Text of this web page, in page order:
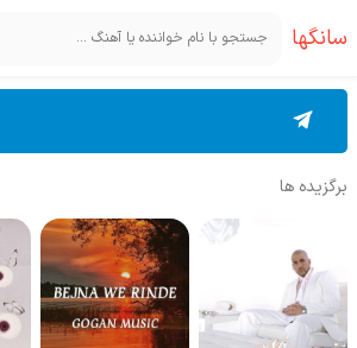
سانگها
برگزیده ها